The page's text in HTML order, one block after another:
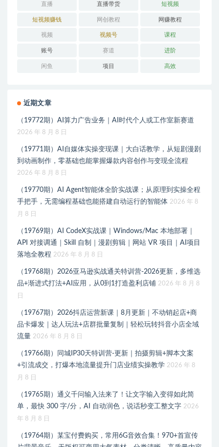
直播 直播带货 短视频
短视频赚钱 网创教程 网赚教程
视频 视频号 课程
账号 赛道 进阶
闲鱼 项目 高效
近期文章
（19772期）AI算力广告业务｜AI时代个人或工作室新赛道
2026 年 8 月 8 日
（19771期）AI自媒体实操变现课｜大白话教学，从短剧漫剧
到动画制作，零基础也能掌握爆款内容创作与变现全流程
2026 年 8 月 8 日
（19770期）AI Agent智能体全阶实战课；从原理到实操全程
手把手，无需编程基础也能搭建自动运行的智能体 2026 年 8
月 8 日
（19769期）AI CodeX实战课｜Windows/Mac 本地部署｜
API 对接调通｜Skill 自制｜漫剧剪辑｜网站 VR 项目｜AI项目
落地全教程 2026 年 8 月 8 日
（19768期）2026亚马逊实战通关特训营-2026更新，多维选
品+渐进式打法+AI应用，从0到1打造盈利店铺 2026 年 8 月 8
日
（19767期）2026抖店运营新课｜8月更新｜不动销起店+商
品卡爆发｜达人玩法+店群批量复制｜轻松玩转抖音小店全域
流量 2026 年 8 月 8 日
（19766期）同城IP30天特训营-更新｜拍摄剪辑+脚本文案
+引流成交，打爆本地流量提升门店业绩实操教学 2026 年 8
月 8 日
（19765期）通义千问输入法来了！让文字输入变得如此简
单，最快 300 字/分，AI 自动润色，说话秒变工整文字 2026
年 8 月 8 日
（19764期）某宝付费购买，常用6G音效合集！970+首宣传